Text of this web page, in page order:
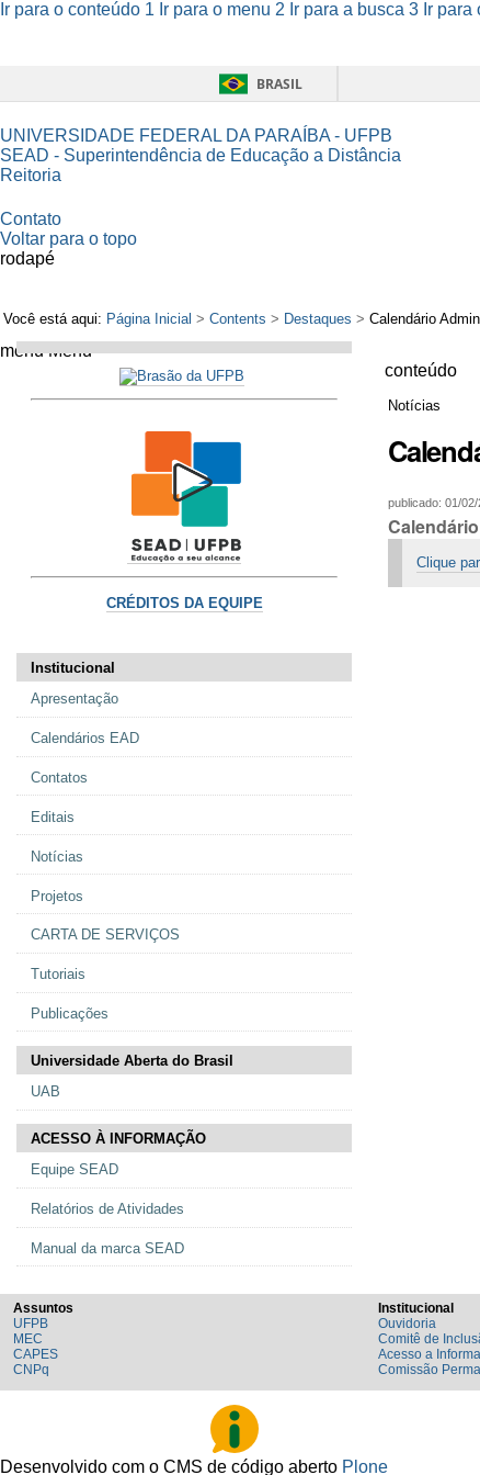
Ir para o conteúdo 1 Ir para o menu 2 Ir para a busca 3 Ir para
BRASIL
UNIVERSIDADE FEDERAL DA PARAÍBA - UFPB
SEAD - Superintendência de Educação a Distância
Reitoria
Contato
Você está aqui: Página Inicial >Contents > Destaques >Calendário
menu Menu
CRÉDITOS DA EQUIPE
Institucional
Apresentação
Calendários EAD
Contatos
Editais
Notícias
Projetos
CARTA DE SERVIÇOS
Tutoriais
Publicações
Universidade Aberta do Brasil
UAB
ACESSO À INFORMAÇÃO
Equipe SEAD
Relatórios de Atividades
Manual da marca SEAD
conteúdo
Notícias
publicado:01/
Clique
Voltar para o topo
rodapé
Assuntos
UFPB
MEC
CAPES
CNPq
Institucional
Ouvidoria
Comitê de
Acesso a
Comissão
Desenvolvido com o CMS de código aberto Plone